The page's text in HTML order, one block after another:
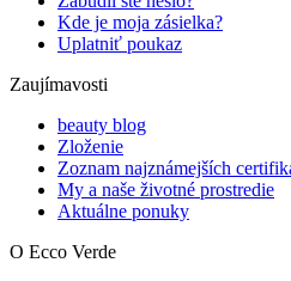
Kde je moja zásielka?
Uplatniť poukaz
Zaujímavosti
beauty blog
Zloženie
Zoznam najznámejších
My a naše životné prostredie
Aktuálne ponuky
O Ecco Verde